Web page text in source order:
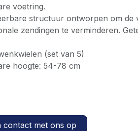
voetring.
structuur ontworpen om de
zendingen te verminderen.
(set van 5)
hoogte: 54-78 cm
contact met ons op